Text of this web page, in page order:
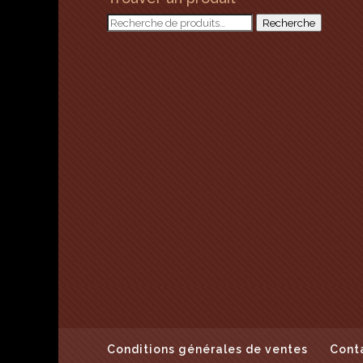
Recherche
Recherche
Conditions générales de ventes